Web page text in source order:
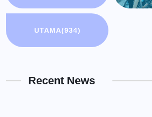
UTAMA(934)
Recent News